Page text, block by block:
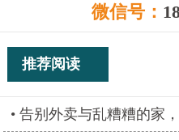
微信号：
推荐阅读
告别外卖与乱糟糟的家